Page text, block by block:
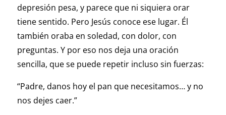
depresión pesa, y parece que ni siquiera orar
tiene sentido. Pero Jesús conoce ese lugar. Él
también oraba en soledad, con dolor, con
preguntas. Y por eso nos deja una oración
sencilla, que se puede repetir incluso sin fuerzas:
“Padre, danos hoy el pan que necesitamos… y no
nos dejes caer.”